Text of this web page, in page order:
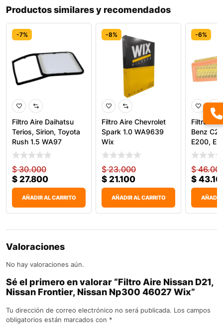
Productos similares y recomendados
-7%
Filtro Aire Daihatsu
Terios, Sirion, Toyota
Rush 1.5 WA97
$30.000
$ 27.800
AÑADIR AL CARRITO
-8%
Filtro Aire Chevrolet
Spark 1.0 WA9639
Wix
$23.000
$ 21.100
AÑADIR AL CARRITO
-6%
Filtro
Benz
E200,
W
$
$
AÑADIR
Valoraciones
No hay valoraciones aún.
Sé el primero en valorar “Filtro Aire Nissan D21,
Nissan Frontier, Nissan Np300 46027 Wix”
Tu dirección de correo electrónico no será publicada. Los campos
obligatorios están marcados con *